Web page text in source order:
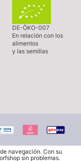
DE-ÖKO-007
En relación con los
alimentos
y las semillas
navegación. Con su
sin problemas.